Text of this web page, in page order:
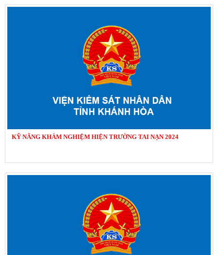
KỸ NĂNG KHÁM NGHIỆM HIỆN TRƯỜNG TAI NẠN 2024